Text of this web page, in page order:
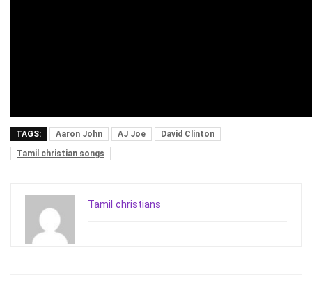
TAGS: Aaron John AJ Joe
David Clinton
Tamil christian songs
Tamil christians